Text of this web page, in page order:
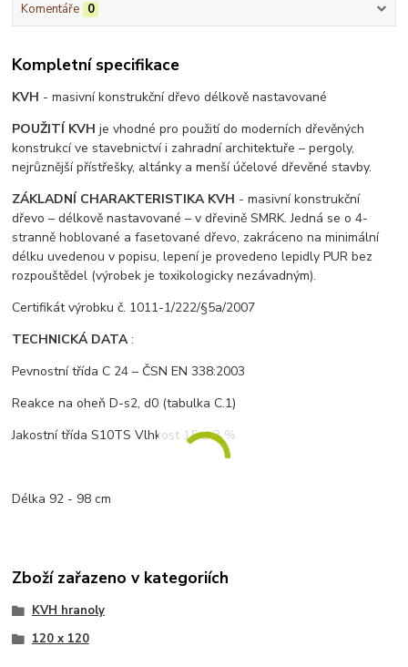
Komentáře 0
Kompletní specifikace
KVH - masivní konstrukční dřevo délkově nastavované
POUŽITÍ KVH je vhodné pro použití do moderních dřevěných
konstrukcí ve stavebnictví i zahradní architektuře – pergoly,
nejrůznější přístřešky, altánky a menší účelové dřevěné stavby.
ZÁKLADNÍ CHARAKTERISTIKA KVH - masivní konstrukční
dřevo – délkově nastavované – v dřevině SMRK. Jedná se o 4-
stranně hoblované a fasetované dřevo, zakráceno na minimální
délku uvedenou v popisu, lepení je provedeno lepidly PUR bez
rozpouštědel (výrobek je toxikologicky nezávadným).
Certifikát výrobku č. 1011-1/222/§5a/2007
TECHNICKÁ DATA:
Pevnostní třída C 24 – ČSN EN 338:2003
Reakce na oheň D-s2, d0 (tabulka C.1)
Jakostní třída S10TS Vlhkost 15 ± 3 %
Délka 92 - 98 cm
Zboží zařazeno v kategoriích
KVH hranoly
120 x 120